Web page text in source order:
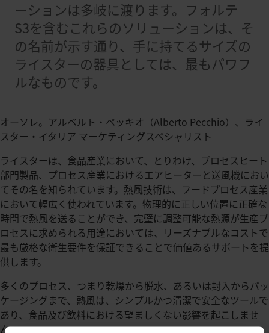
ーションは多岐に渡ります。フォルテ
S3を含むこれらのソリューションは、そ
の名前が示す通り、手に持てるサイズの
ライスターの器具としては、最もパワフ
ルなものです。
オーソレ。アルベルト・ペッキオ（Alberto Pecchio）、ライ
スター・イタリア マーケティングスペシャリスト
ライスターは、食品産業において、とりわけ、プロセスヒート
部門製品、プロセス産業におけるエアヒーターと送風機におい
てその名を知られています。熱風技術は、フードプロセス産業
において幅広く使われています。物理的に正しい位置に正確な
時間で熱風を送ることができ、完璧に調整可能な熱源が生産プ
ロセスに求められる用途においては、リーズナブルなコストで
最も厳格な衛生要件を保証できることで価値あるサポートを提
供します。
多くのプロセス、つまり乾燥から脱水、あるいは封入からパッ
ケージングまで、熱風は、シンプルかつ清潔で安全なツールで
あり、食品及び飲料における望ましくない影響を起こしませ
ん。